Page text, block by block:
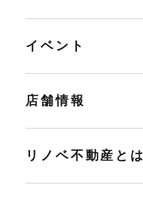
イベント
店舗情報
リノベ不動産とは